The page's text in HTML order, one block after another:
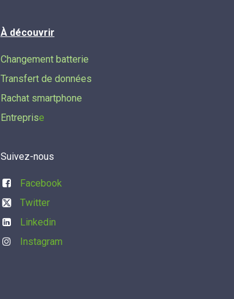
À découvrir
Changement batterie
Transfert de données​
Rachat smartphone
Entreprise
Suivez-nous
Facebook
Twitter
Linkedin
Instagram